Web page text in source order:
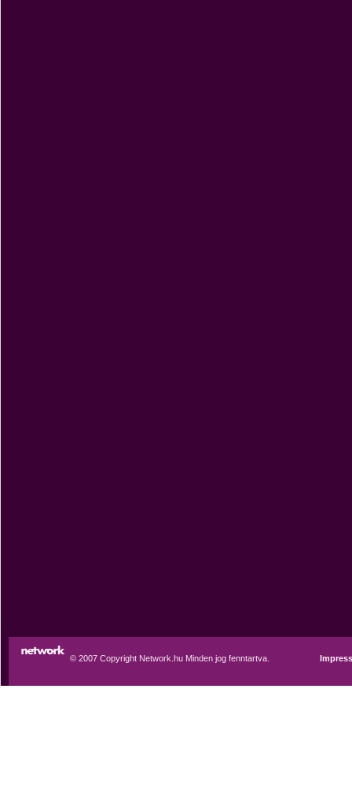
© 2007 Copyright Network.hu Minden jog fenntartva.